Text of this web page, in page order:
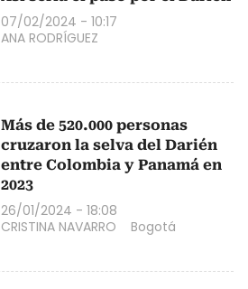
07/02/2024 - 10:17
ANA RODRÍGUEZ
Más de 520.000 personas
cruzaron la selva del Darién
entre Colombia y Panamá en
2023
26/01/2024 - 18:08
CRISTINA NAVARRO
Bogotá